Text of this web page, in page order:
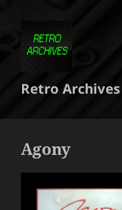
Retro Archives
Agony